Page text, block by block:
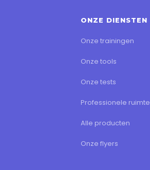
ONZE DIENSTEN
Onze trainingen
Onze tools
Onze tests
Professionele ruimte
Alle producten
Onze flyers